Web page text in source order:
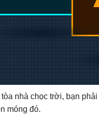
nhà chọc trời, bạn
móng đó.